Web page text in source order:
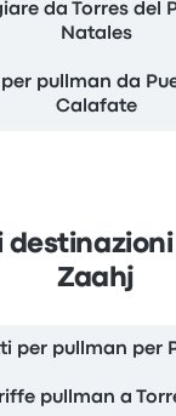
da Torres del
Natales
pullman da
Calafate
destinazioni
Zaahj
per pullman per
pullman a